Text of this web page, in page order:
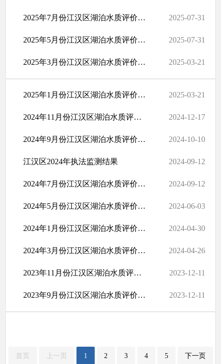
2025年7月份江汉区湖泊水质评价结果一览表 2025-07-31
2025年5月份江汉区湖泊水质评价结果一览表 2025-07-31
2025年3月份江汉区湖泊水质评价结果一览表 2025-03-21
2025年1月份江汉区湖泊水质评价结果一览表 2025-03-21
2024年11月份江汉区湖泊水质评价结果一览表 2024-12-17
2024年9月份江汉区湖泊水质评价结果一览表 2024-10-10
江汉区2024年执法监测结果 2024-09-12
2024年7月份江汉区湖泊水质评价结果一览表 2024-09-12
2024年5月份江汉区湖泊水质评价结果一览表 2024-06-03
2024年1月份江汉区湖泊水质评价结果一览表 2024-04-30
2024年3月份江汉区湖泊水质评价结果一览表 2024-04-26
2023年11月份江汉区湖泊水质评价结果一览表 2023-12-11
2023年9月份江汉区湖泊水质评价结果一览表 2023-12-11
首页 上一页 1 2 3 4 5 下一页